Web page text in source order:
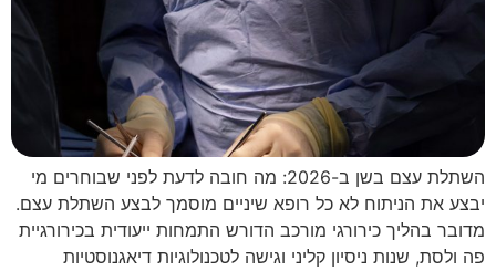
השתלת עצם בשן ב-2026: מה חובה לדעת לפני שבוחרים מי
יבצע את הניתוח לא כל רופא שיניים מוסמך לבצע השתלת עצם.
מדובר בהליך כירורגי מורכב הדורש התמחות ייעודית בכירורגיית
פה ולסת, שנות ניסיון קליני וגישה לטכנולוגיות דיאגנוסטיות